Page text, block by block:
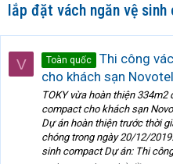
lắp đặt vách ngăn vệ
V Toàn quốc
Thi công
cho khách sạn Novotel
TOKY vừa hoàn thiện
compact cho khách sạn
Dự án hoàn thiện trước thời
chóng trong ngày 20/12/
sinh compact Dự án: Thi